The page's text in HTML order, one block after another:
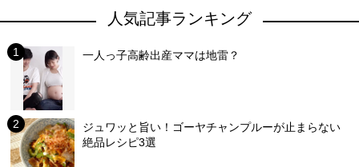
人気記事ランキング
一人っ子高齢出産ママは地雷？
ジュワッと旨い！ゴーヤチャンプルーが止まらない
絶品レシピ3選